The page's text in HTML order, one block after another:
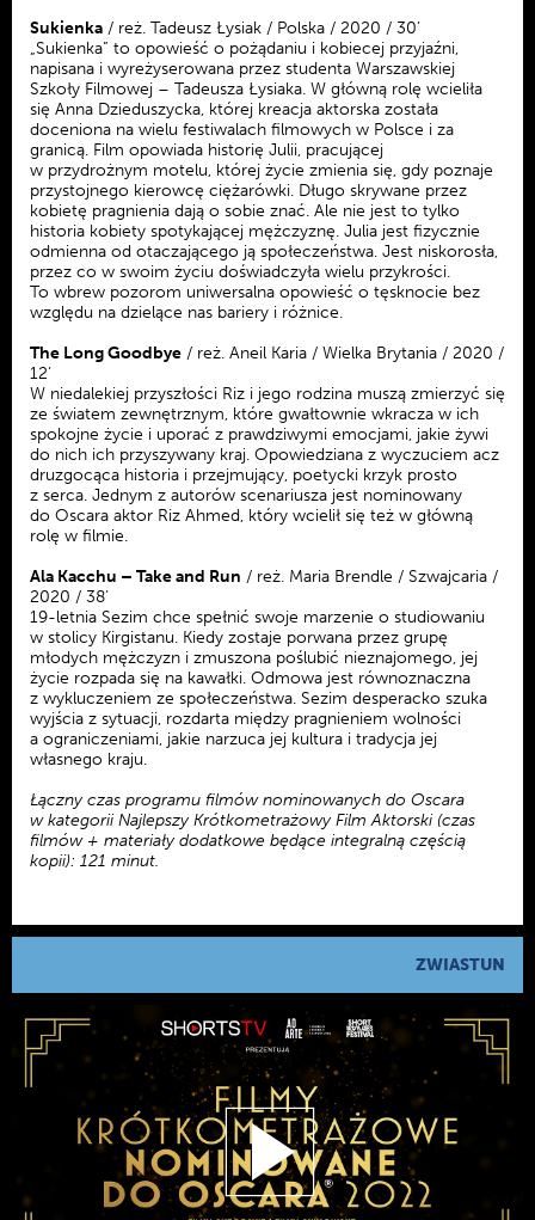
Sukienka / reż. Tadeusz Łysiak / Polska / 2020 / 30’
„Sukienka” to opowieść o pożądaniu i kobiecej przyjaźni,
napisana i wyreżyserowana przez studenta Warszawskiej
Szkoły Filmowej – Tadeusza Łysiaka. W główną rolę wcieliła
się Anna Dzieduszycka, której kreacja aktorska została
doceniona na wielu festiwalach filmowych w Polsce i za
granicą. Film opowiada historię Julii, pracującej
w przydrożnym motelu, której życie zmienia się, gdy poznaje
przystojnego kierowcę ciężarówki. Długo skrywane przez
kobietę pragnienia dają o sobie znać. Ale nie jest to tylko
historia kobiety spotykającej mężczyznę. Julia jest fizycznie
odmienna od otaczającego ją społeczeństwa. Jest niskorosła,
przez co w swoim życiu doświadczyła wielu przykrości.
To wbrew pozorom uniwersalna opowieść o tęsknocie bez
względu na dzielące nas bariery i różnice.
The Long Goodbye / reż. Aneil Karia / Wielka Brytania / 2020 /
12’
W niedalekiej przyszłości Riz i jego rodzina muszą zmierzyć się
ze światem zewnętrznym, które gwałtownie wkracza w ich
spokojne życie i uporać z prawdziwymi emocjami, jakie żywi
do nich ich przyszywany kraj. Opowiedziana z wyczuciem acz
druzgocąca historia i przejmujący, poetycki krzyk prosto
z serca. Jednym z autorów scenariusza jest nominowany
do Oscara aktor Riz Ahmed, który wcielił się też w główną
rolę w filmie.
Ala Kacchu – Take and Run / reż. Maria Brendle / Szwajcaria /
2020 / 38’
19-letnia Sezim chce spełnić swoje marzenie o studiowaniu
w stolicy Kirgistanu. Kiedy zostaje porwana przez grupę
młodych mężczyzn i zmuszona poślubić nieznajomego, jej
życie rozpada się na kawałki. Odmowa jest równoznaczna
z wykluczeniem ze społeczeństwa. Sezim desperacko szuka
wyjścia z sytuacji, rozdarta między pragnieniem wolności
a ograniczeniami, jakie narzuca jej kultura i tradycja jej
własnego kraju.
Łączny czas programu filmów nominowanych do Oscara
w kategorii Najlepszy Krótkometrażowy Film Aktorski (czas
filmów + materiały dodatkowe będące integralną częścią
kopii): 121 minut.
ZWIASTUN